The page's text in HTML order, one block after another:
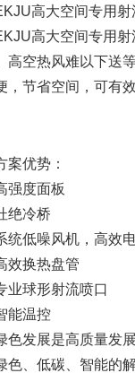
高大空间专用射
高大空间专用
高空热风难以下送
，节省空间，可有
案优势：
强度面板
绝冷桥
统低噪风机，高效
效换热盘管
业球形射流喷口
能温控
色发展是高质量发
色、低碳、智能的解